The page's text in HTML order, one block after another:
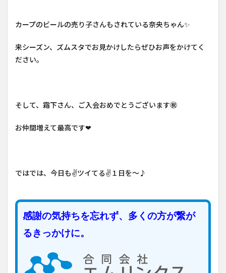
カープのビールの売り子さんもされている奈央ちゃん✨
来シーズン、ズムスタでお見かけしたらぜひお声をかけてく
ださい。
そして、霜下さん、ご入会おめでとうございます㊗
お仲間増えて最高です❤
ではでは、今日も✌ツイてる✌１日を～♪
感謝の気持ちを忘れず、多くの方が繋が
るきっかけに。